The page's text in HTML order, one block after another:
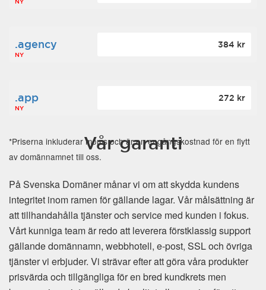
.agency
NY
384 kr
.app
NY
272 kr
*Priserna inkluderar moms och är en engångskostnad för en flytt
av domännamnet till oss.
Vår garanti
På Svenska Domäner månar vi om att skydda kundens
integritet inom ramen för gällande lagar. Vår målsättning är
att tillhandahålla tjänster och service med kunden i fokus.
Vårt kunniga team är redo att leverera förstklassig support
gällande domännamn, webbhotell, e-post, SSL och övriga
tjänster vi erbjuder. Vi strävar efter att göra våra produkter
prisvärda och tillgängliga för en bred kundkrets men